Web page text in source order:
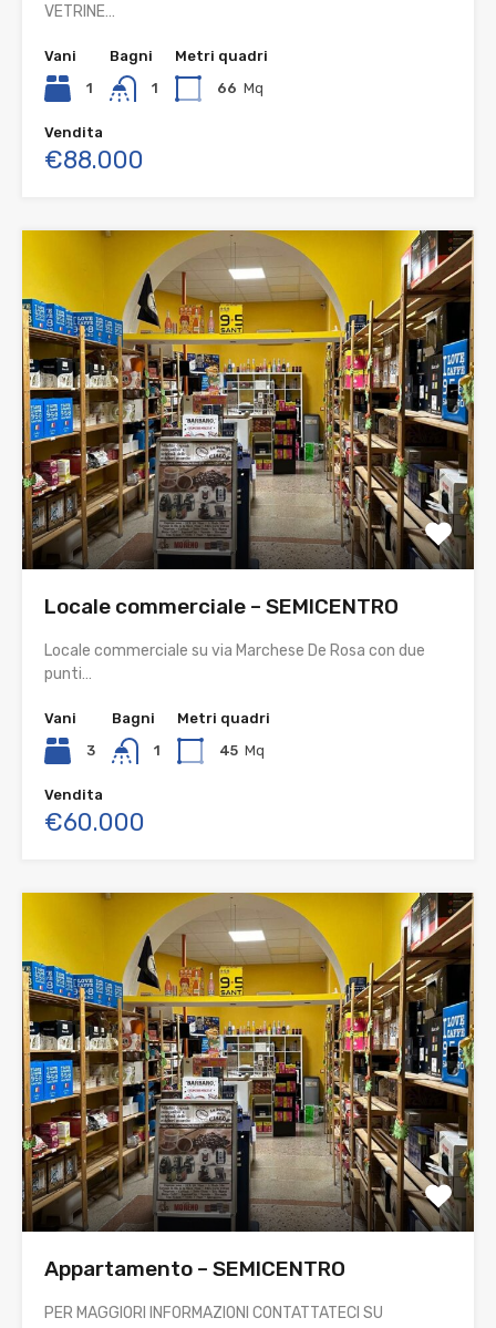
VETRINE…
Vani
1
Bagni
1
Metri quadri
66 Mq
Vendita
€88.000
Locale commerciale – SEMICENTRO
Locale commerciale su via Marchese De Rosa con due
punti…
Vani
3
Bagni
1
Metri quadri
45 Mq
Vendita
€60.000
Appartamento – SEMICENTRO
PER MAGGIORI INFORMAZIONI CONTATTATECI SU